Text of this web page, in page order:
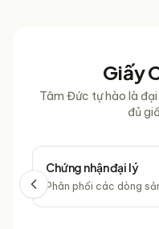
Giấy
Tâm Đức tự hào là
đủ
Chứng nhận đại lý
Phân phối các dòng